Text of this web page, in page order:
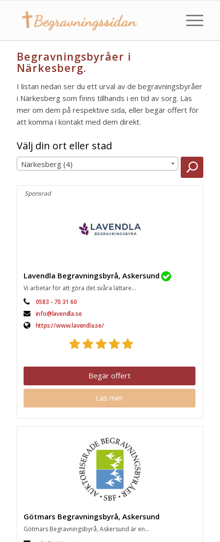
Begravningsbyråer i
Närkesberg.
I listan nedan ser du ett urval av de begravningsbyråer
i Närkesberg som finns tillhands i en tid av sorg. Läs
mer om dem på respektive sida, eller begär offert för
att komma i kontakt med dem direkt.
Välj din ort eller stad
Närkesberg (4)
Sponsrad
Lavendla Begravningsbyrå, Askersund
Vi arbetar för att göra det svåra lättare...
0583 - 70 31 60
info@lavendla.se
https://www.lavendla.se/
Begär offert
Läs mer
Götmars Begravningsbyrå, Askersund
Götmars Begravningsbyrå, Askersund är en...